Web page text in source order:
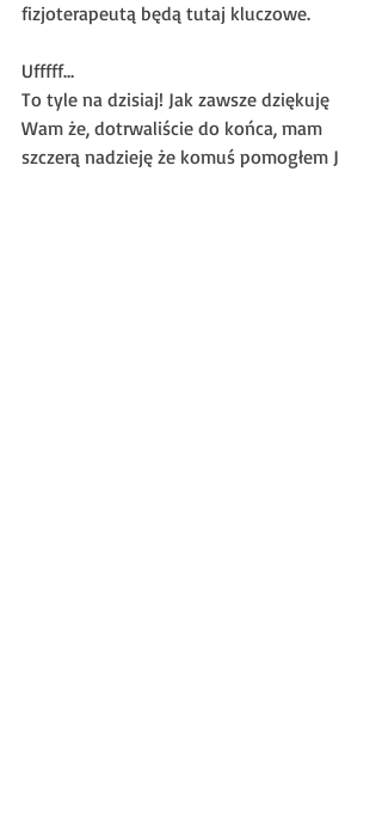
fizjoterapeutą będą tutaj kluczowe.
Ufffff…
To tyle na dzisiaj! Jak zawsze dziękuję
Wam że, dotrwaliście do końca, mam
szczerą nadzieję że komuś pomogłem J